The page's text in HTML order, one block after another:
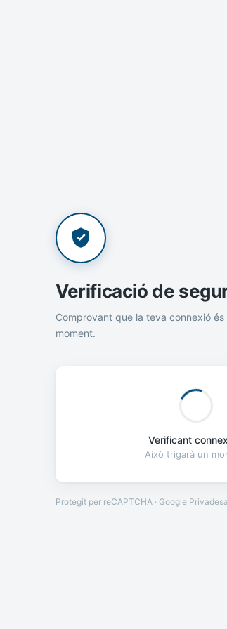
Verificació de
Comprovant que la teva connexió és
moment.
Verificant
Això trigarà un
Protegit per reCAPTCHA · Google Privadesa